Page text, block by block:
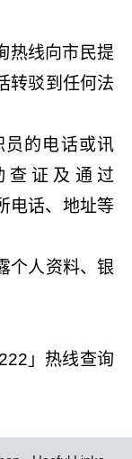
热线向市民提
转驳到任何法
的电话或讯
查证及通过
电话、地址等
个人资料、银
」热线查询